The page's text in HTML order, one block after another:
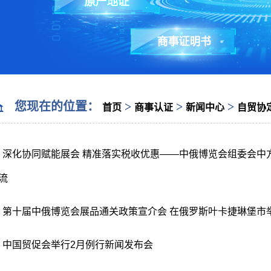
您现在的位置： 首页> 商事认证> 新闻中心> 自贸协
深化协同赋能展会 精准落实税收优惠——中俄博览会组委会中
第十届中俄博览会展品通关政策宣介会 在俄罗斯叶卡捷琳堡市
中国贸促会举行2月例行新闻发布会